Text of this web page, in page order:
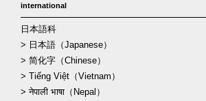
international
日本語科
> 日本語（Japanese）
> 简化字（Chinese）
> Tiếng Việt（Vietnam）
> नेपाली भाषा（Nepal）